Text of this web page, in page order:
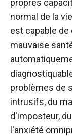
normal de la
est capable de
mauvaise
problèmes de
intrusifs, du
d'imposteur,
l'anxiété